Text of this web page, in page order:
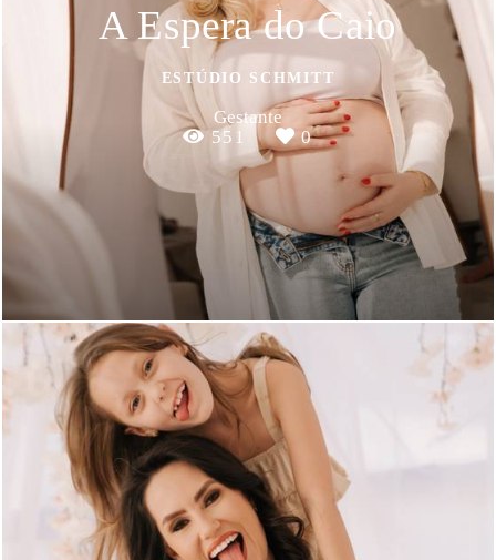
A Espera do Caio
ESTÚDIO SCHMITT
Gestante
551
0